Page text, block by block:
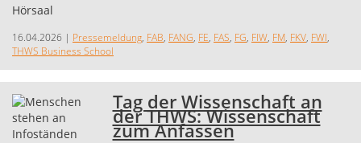
16.04.2026 | Pressemeldung, FAB, FANG, FE, FAS, FG, FIW, FM, FKV, FWI,
THWS Business School
Tag der Wissenschaft an
der THWS: Wissenschaft
zum Anfassen